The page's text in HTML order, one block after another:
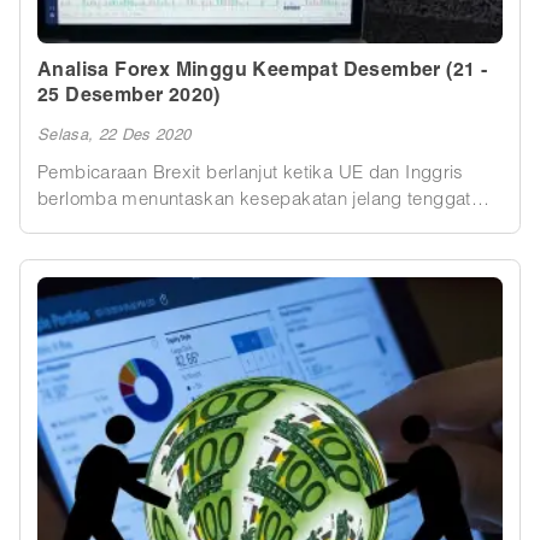
Analisa Forex Minggu Keempat Desember (21 -
25 Desember 2020)
Selasa, 22 Des 2020
Pembicaraan Brexit berlanjut ketika UE dan Inggris
berlomba menuntaskan kesepakatan jelang tenggat